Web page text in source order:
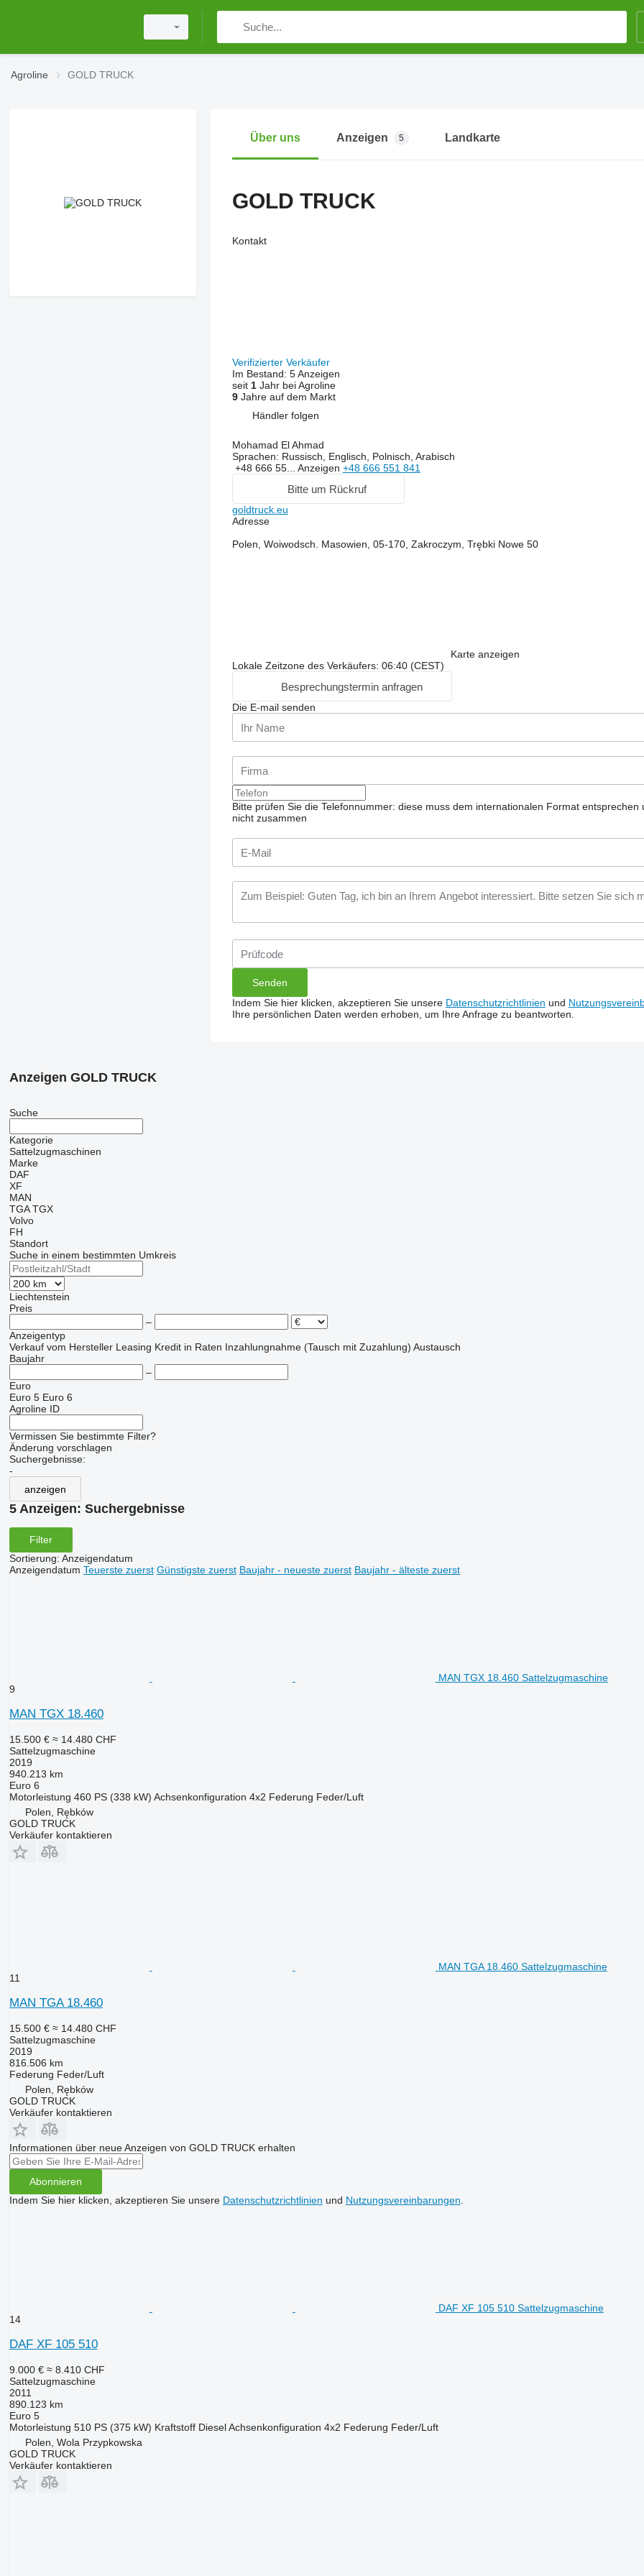
Agroline GOLD TRUCK
Über uns Anzeigen 5 Landkarte
GOLD TRUCK
Kontakt
Verifizierter Verkäufer
Im Bestand: 5 Anzeigen
seit 1Jahr bei Agroline
9Jahre auf dem Markt
Händler folgen
Mohamad El Ahmad
Sprachen: Russisch, Englisch, Polnisch, Arabisch
+48 666 55... Anzeigen +48 666 551 841
Bitte um Rückruf
goldtruck.eu
Adresse
Polen, Woiwodsch. Masowien, 05-170, Zakroczym, Trębki Nowe 50
Karte anzeigen
Lokale Zeitzone des Verkäufers: 06:40 (CEST)
Besprechungstermin anfragen
Die E-mail senden
Bitte prüfen Sie die Telefonnummer: diese muss dem internationalen Format entsprechen
nicht zusammen
Indem Sie hier klicken, akzeptieren Sie unsere Datenschutzrichtlinien und
Ihre persönlichen Daten werden erhoben, um Ihre Anfrage zu beantworten.
Anzeigen GOLD TRUCK
Suche
Kategorie
Sattelzugmaschinen
Marke
DAF
XF
MAN
TGA TGX
Volvo
FH
Standort
Suche in einem bestimmten Umkreis
Liechtenstein
Preis
–
Anzeigentyp
Verkauf vom Hersteller Leasing Kredit in Raten Inzahlungnahme (Tausch mit Zuzahlung) Austausch
Baujahr
–
Euro
Euro 5 Euro 6
Agroline ID
Vermissen Sie bestimmte Filter?
Änderung vorschlagen
Suchergebnisse:
-
anzeigen
5 Anzeigen: Suchergebnisse
Filter
Sortierung: Anzeigendatum
Anzeigendatum Teuerste zuerst Günstigste zuerst Baujahr - neueste zuerst Baujahr - älteste zuerst
MAN TGX 18.460 Sattelzugmaschine
9
MAN TGX 18.460
15.500 € ≈ 14.480 CHF
Sattelzugmaschine
2019
940.213 km
Euro 6
Motorleistung 460 PS (338 kW) Achsenkonfiguration 4x2 Federung Feder/Luft
Polen, Rębków
GOLD TRUCK
Verkäufer kontaktieren
MAN TGA 18.460 Sattelzugmaschine
11
MAN TGA 18.460
15.500 € ≈ 14.480 CHF
Sattelzugmaschine
2019
816.506 km
Federung Feder/Luft
Polen, Rębków
GOLD TRUCK
Verkäufer kontaktieren
Informationen über neue Anzeigen von GOLD TRUCK erhalten
Abonnieren
Indem Sie hier klicken, akzeptieren Sie unsere Datenschutzrichtlinien und Nutzungsvereinbarungen
DAF XF 105 510 Sattelzugmaschine
14
DAF XF 105 510
9.000 € ≈ 8.410 CHF
Sattelzugmaschine
2011
890.123 km
Euro 5
Motorleistung 510 PS (375 kW) Kraftstoff Diesel Achsenkonfiguration 4x2 Federung Feder/Luft
Polen, Wola Przypkowska
GOLD TRUCK
Verkäufer kontaktieren